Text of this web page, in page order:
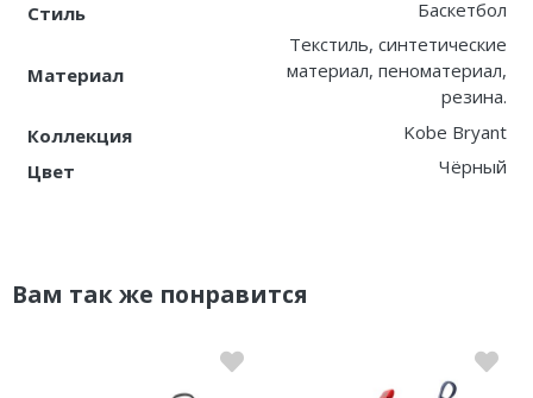
Стиль Баскетбол
Материал
Текстиль, синтетические
материал, пеноматериал,
резина.
Коллекция
Kobe Bryant
Цвет
Чёрный
Вам так же понравится